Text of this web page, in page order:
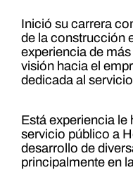
Inició su carrera
de la construcción
experiencia de
visión hacia el
dedicada al
Está experiencia le
servicio público a
desarrollo de
principalmente en